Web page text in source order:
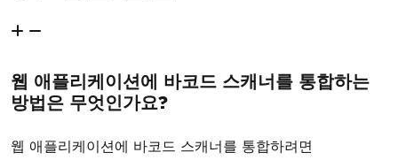
웹 애플리케이션에 바코드 스캐너를 통합하는
방법은 무엇인가요?
웹 애플리케이션에 바코드 스캐너를 통합하려면